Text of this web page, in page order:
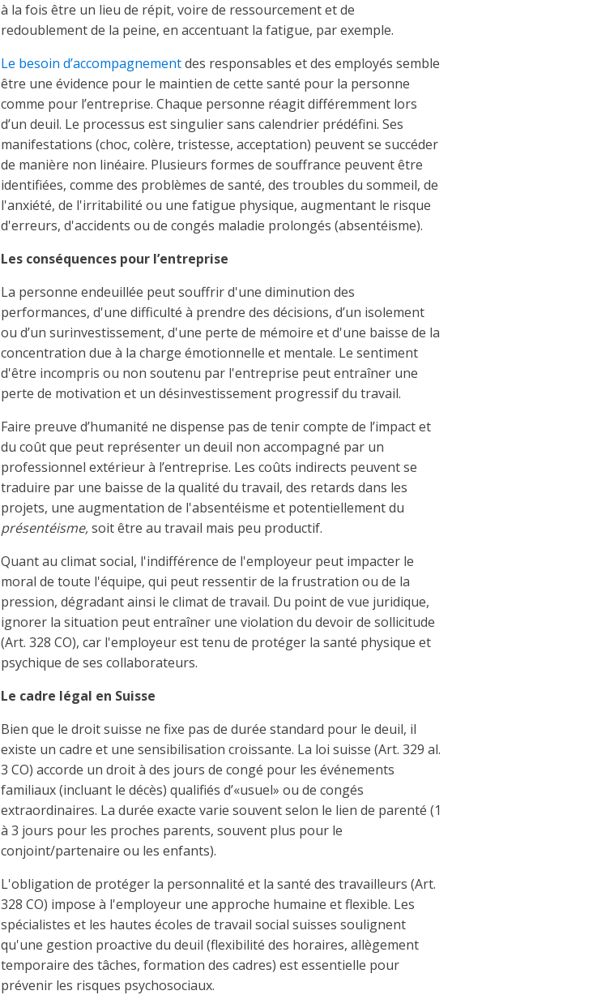
à la fois être un lieu de répit, voire de ressourcement et de
redoublement de la peine, en accentuant la fatigue, par exemple.
Le besoin d’accompagnementdes responsables et des employés semble
être une évidence pour le maintien de cette santé pour la personne
comme pour l’entreprise. Chaque personne réagit différemment lors
d’un deuil. Le processus est singulier sans calendrier prédéfini. Ses
manifestations (choc, colère, tristesse, acceptation) peuvent se succéder
de manière non linéaire. Plusieurs formes de souffrance peuvent être
identifiées, comme des problèmes de santé, des troubles du sommeil, de
l'anxiété, de l'irritabilité ou une fatigue physique, augmentant le risque
d'erreurs, d'accidents ou de congés maladie prolongés (absentéisme).
Les conséquences pour l’entreprise
La personne endeuillée peut souffrir d'une diminution des
performances, d'une difficulté à prendre des décisions, d’un isolement
ou d’un surinvestissement, d'une perte de mémoire et d'une baisse de la
concentration due à la charge émotionnelle et mentale. Le sentiment
d'être incompris ou non soutenu par l'entreprise peut entraîner une
perte de motivation et un désinvestissement progressif du travail.
Faire preuve d’humanité ne dispense pas de tenir compte de l’impact et
du coût que peut représenter un deuil non accompagné par un
professionnel extérieur à l’entreprise. Les coûts indirects peuvent se
traduire par une baisse de la qualité du travail, des retards dans les
projets, une augmentation de l'absentéisme et potentiellement du
présentéisme,soit être au travail mais peu productif.
Quant au climat social, l'indifférence de l'employeur peut impacter le
moral de toute l'équipe, qui peut ressentir de la frustration ou de la
pression, dégradant ainsi le climat de travail. Du point de vue juridique,
ignorer la situation peut entraîner une violation du devoir de sollicitude
(Art. 328 CO), car l'employeur est tenu de protéger la santé physique et
psychique de ses collaborateurs.
Le cadre légal en Suisse
Bien que le droit suisse ne fixe pas de durée standard pour le deuil, il
existe un cadre et une sensibilisation croissante. La loi suisse (Art. 329 al.
3 CO) accorde un droit à des jours de congé pour les événements
familiaux (incluant le décès) qualifiés d’«usuel» ou de congés
extraordinaires. La durée exacte varie souvent selon le lien de parenté (1
à 3 jours pour les proches parents, souvent plus pour le
conjoint/partenaire ou les enfants).
L'obligation de protéger la personnalité et la santé des travailleurs (Art.
328 CO) impose à l'employeur une approche humaine et flexible. Les
spécialistes et les hautes écoles de travail social suisses soulignent
qu'une gestion proactive du deuil (flexibilité des horaires, allègement
temporaire des tâches, formation des cadres) est essentielle pour
prévenir les risques psychosociaux.